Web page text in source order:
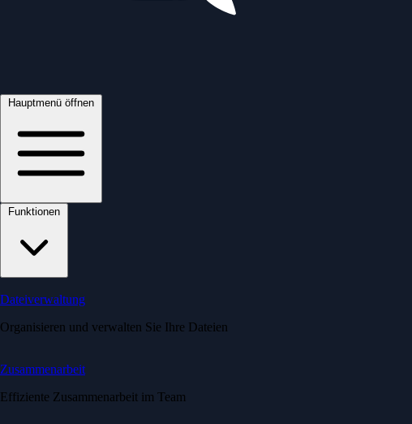
Hauptmenü öffnen
Dateiverwaltung
Organisieren und verwalten Sie Ihre Dateien
Zusammenarbeit
Effiziente Zusammenarbeit im Team